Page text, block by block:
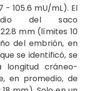
- 105.6 mU/mL). El
del saco
mm (límites 10
del embrión, en
se identificó, se
longitud cráneo-
en promedio, de